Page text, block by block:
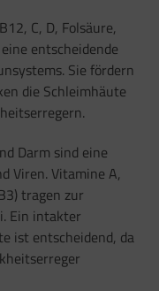
C, D, Folsäure,
entscheidende
Sie fördern
die Schleimhäute
Darm sind eine
Viren. Vitamine A,
tragen zur
Ein intakter
ist entscheidend, da